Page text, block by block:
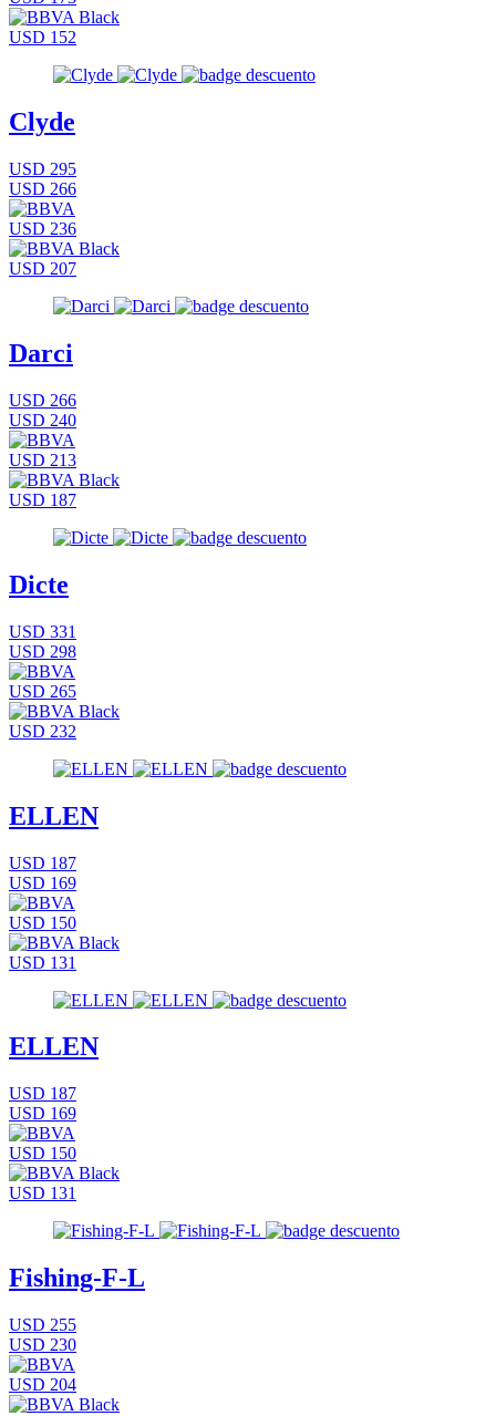
USD 152
Clyde
USD 295
USD 266
USD 236
USD 207
Darci
USD 266
USD 240
USD 213
USD 187
Dicte
USD 331
USD 298
USD 265
USD 232
ELLEN
USD 187
USD 169
USD 150
USD 131
ELLEN
USD 187
USD 169
USD 150
USD 131
Fishing-F-L
USD 255
USD 230
USD 204